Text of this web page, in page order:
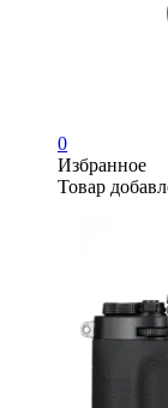
0
Избранное
Товар